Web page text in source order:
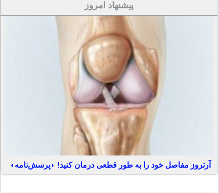
پیشنهاد امروز
آرتروز مفاصل خود را به طور قطعی درمان کنید! ◗پرسش‌نامه◖